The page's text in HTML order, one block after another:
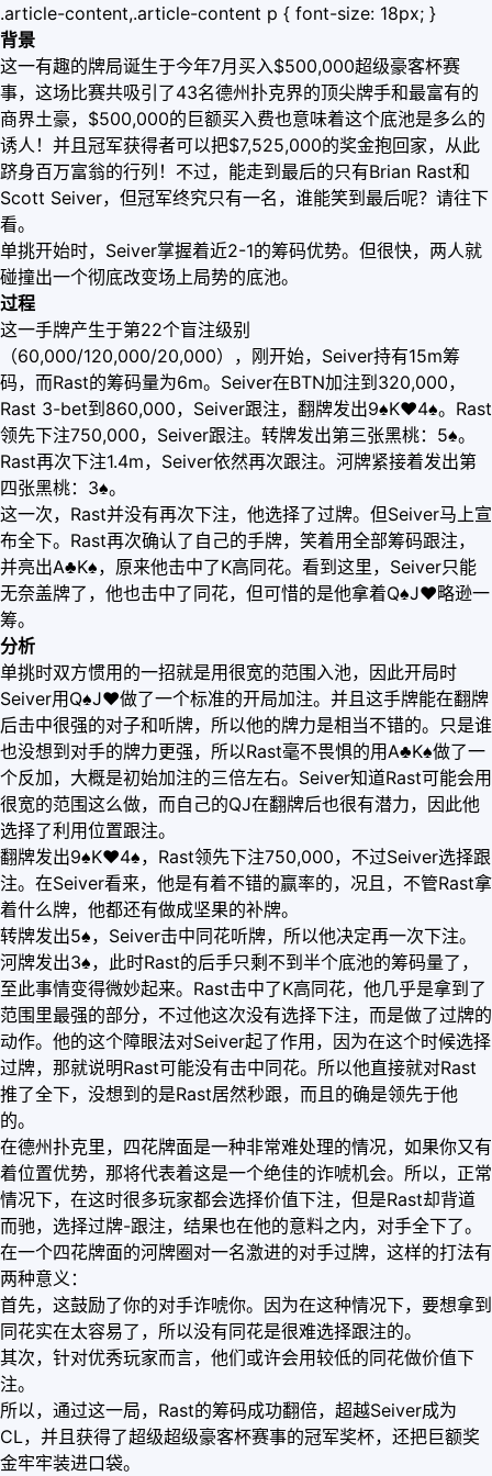
.article-content,.article-content p { font-size: 18px; }
背景
这一有趣的牌局诞生于今年7月买入$500,000超级豪客杯赛
事，这场比赛共吸引了43名德州扑克界的顶尖牌手和最富有的
商界土豪，$500,000的巨额买入费也意味着这个底池是多么的
诱人！并且冠军获得者可以把$7,525,000的奖金抱回家，从此
跻身百万富翁的行列！不过，能走到最后的只有Brian Rast和
Scott Seiver，但冠军终究只有一名，谁能笑到最后呢？请往下
看。
单挑开始时，Seiver掌握着近2-1的筹码优势。但很快，两人就
碰撞出一个彻底改变场上局势的底池。
过程
这一手牌产生于第22个盲注级别
（60,000/120,000/20,000），刚开始，Seiver持有15m筹
码，而Rast的筹码量为6m。Seiver在BTN加注到320,000，
Rast 3-bet到860,000，Seiver跟注，翻牌发出9♠K♥4♠。Rast
领先下注750,000，Seiver跟注。转牌发出第三张黑桃：5♠。
Rast再次下注1.4m，Seiver依然再次跟注。河牌紧接着发出第
四张黑桃：3♠。
这一次，Rast并没有再次下注，他选择了过牌。但Seiver马上宣
布全下。Rast再次确认了自己的手牌，笑着用全部筹码跟注，
并亮出A♣K♠，原来他击中了K高同花。看到这里，Seiver只能
无奈盖牌了，他也击中了同花，但可惜的是他拿着Q♠J♥略逊一
筹。
分析
单挑时双方惯用的一招就是用很宽的范围入池，因此开局时
Seiver用Q♠J♥做了一个标准的开局加注。并且这手牌能在翻牌
后击中很强的对子和听牌，所以他的牌力是相当不错的。只是谁
也没想到对手的牌力更强，所以Rast毫不畏惧的用A♣K♠做了一
个反加，大概是初始加注的三倍左右。Seiver知道Rast可能会用
很宽的范围这么做，而自己的QJ在翻牌后也很有潜力，因此他
选择了利用位置跟注。
翻牌发出9♠K♥4♠，Rast领先下注750,000，不过Seiver选择跟
注。在Seiver看来，他是有着不错的赢率的，况且，不管Rast拿
着什么牌，他都还有做成坚果的补牌。
转牌发出5♠，Seiver击中同花听牌，所以他决定再一次下注。
河牌发出3♠，此时Rast的后手只剩不到半个底池的筹码量了，
至此事情变得微妙起来。Rast击中了K高同花，他几乎是拿到了
范围里最强的部分，不过他这次没有选择下注，而是做了过牌的
动作。他的这个障眼法对Seiver起了作用，因为在这个时候选择
过牌，那就说明Rast可能没有击中同花。所以他直接就对Rast
推了全下，没想到的是Rast居然秒跟，而且的确是领先于他
的。
在德州扑克里，四花牌面是一种非常难处理的情况，如果你又有
着位置优势，那将代表着这是一个绝佳的诈唬机会。所以，正常
情况下，在这时很多玩家都会选择价值下注，但是Rast却背道
而驰，选择过牌-跟注，结果也在他的意料之内，对手全下了。
在一个四花牌面的河牌圈对一名激进的对手过牌，这样的打法有
两种意义：
首先，这鼓励了你的对手诈唬你。因为在这种情况下，要想拿到
同花实在太容易了，所以没有同花是很难选择跟注的。
其次，针对优秀玩家而言，他们或许会用较低的同花做价值下
注。
所以，通过这一局，Rast的筹码成功翻倍，超越Seiver成为
CL，并且获得了超级超级豪客杯赛事的冠军奖杯，还把巨额奖
金牢牢装进口袋。